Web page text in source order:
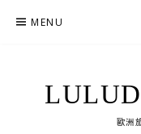
MENU
歐洲